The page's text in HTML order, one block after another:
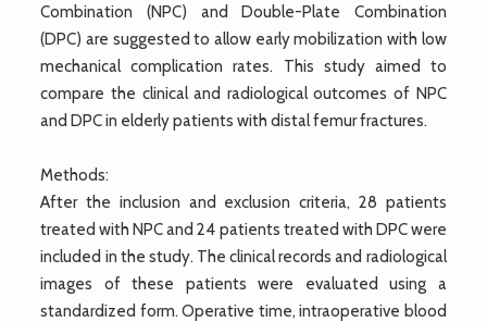
Combination (NPC) and Double-Plate Combination
(DPC) are suggested to allow early mobilization with low
mechanical complication rates. This study aimed to
compare the clinical and radiological outcomes of NPC
and DPC in elderly patients with distal femur fractures.
Methods:
After the inclusion and exclusion criteria, 28 patients
treated with NPC and 24 patients treated with DPC were
included in the study. The clinical records and radiological
images of these patients were evaluated using a
standardized form. Operative time, intraoperative blood